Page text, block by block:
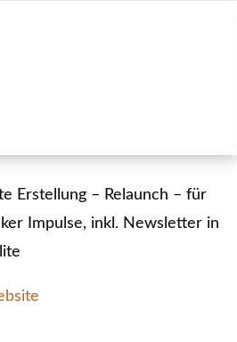
Erstellung – Relaunch – für
Impulse, inkl. Newsletter in